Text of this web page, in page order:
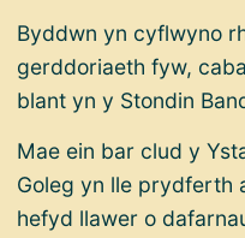
Byddwn yn cyflwyno
gerddoriaeth fyw,
blant yn y Stondin
Mae ein bar clud y
Goleg yn lle prydferth
hefyd llawer o